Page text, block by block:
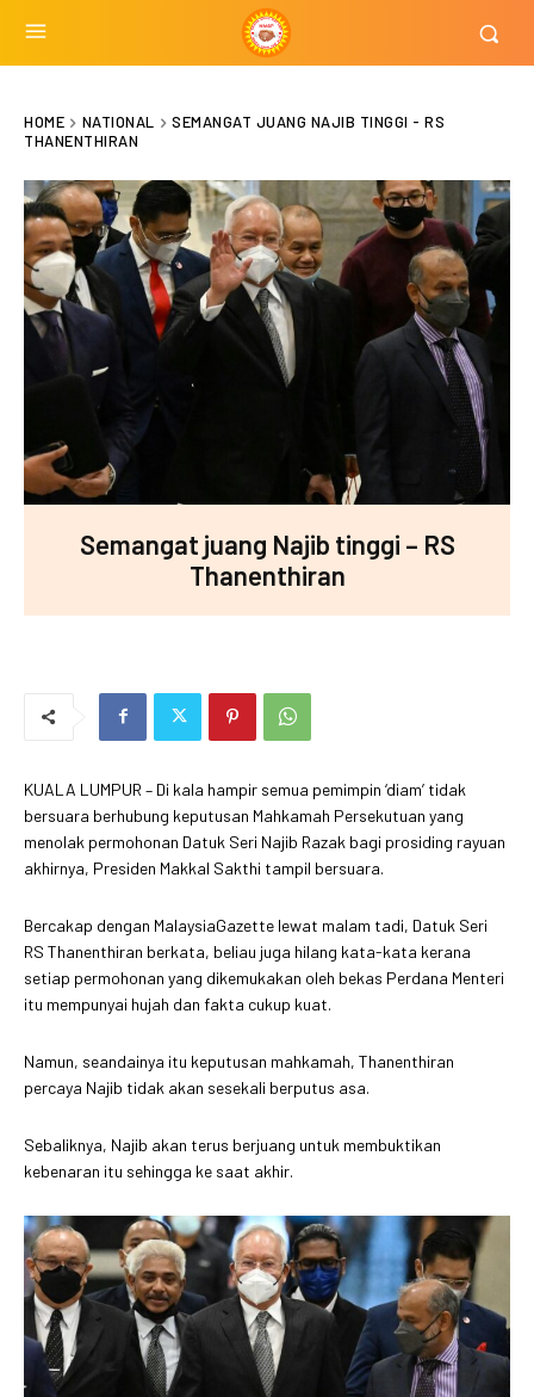
HOME NATIONAL
SEMANGAT JUANG NAJIB TINGGI - RS
THANENTHIRAN
Semangat juang Najib tinggi – RS
Thanenthiran
KUALA LUMPUR – Di kala hampir semua pemimpin ‘diam’ tidak
bersuara berhubung keputusan Mahkamah Persekutuan yang
menolak permohonan Datuk Seri Najib Razak bagi prosiding rayuan
akhirnya, Presiden Makkal Sakthi tampil bersuara.
Bercakap dengan MalaysiaGazette lewat malam tadi, Datuk Seri
RS Thanenthiran berkata, beliau juga hilang kata-kata kerana
setiap permohonan yang dikemukakan oleh bekas Perdana Menteri
itu mempunyai hujah dan fakta cukup kuat.
Namun, seandainya itu keputusan mahkamah, Thanenthiran
percaya Najib tidak akan sesekali berputus asa.
Sebaliknya, Najib akan terus berjuang untuk membuktikan
kebenaran itu sehingga ke saat akhir.